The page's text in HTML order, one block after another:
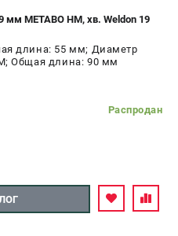
мм METABO HM, хв. Weldon 19
длина: 55 мм; Диаметр
Общая длина: 90 мм
Распродан